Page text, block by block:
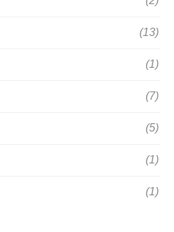
(13)
(1)
(7)
(5)
(1)
(1)